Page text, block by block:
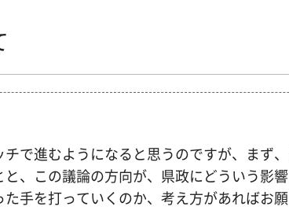
で進むようになると思うのですが、まず
、この議論の方向が、県政にどういう影
手を打っていくのか、考え方があればお願